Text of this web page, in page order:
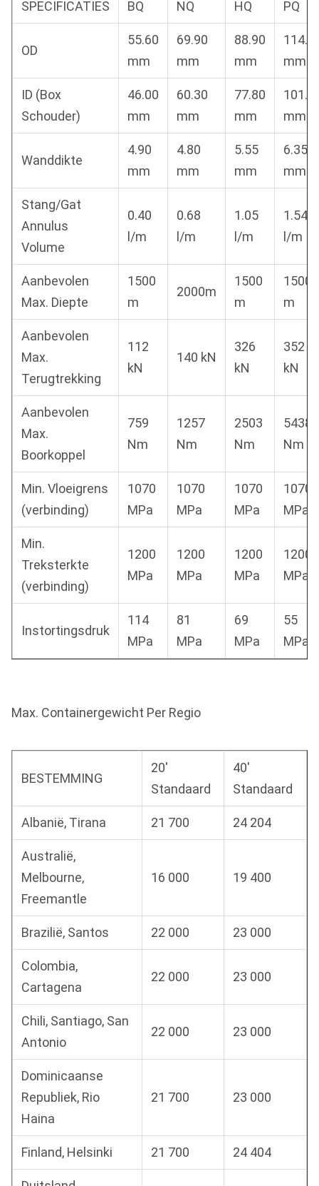
SPECIFICATIES BQ NQ HQ PQ
OD
55.60
mm
69.90
mm
88.90
mm
mm
ID (Box
Schouder)
46.00
mm
60.30
mm
77.80
mm
mm
Wanddikte
4.90
mm
4.80
mm
5.55
mm
6.35
mm
Stang/Gat
Annulus
Volume
0.40
l/m
0.68
l/m
1.05
l/m
1.54
l/m
Aanbevolen
Max. Diepte
1500
m
2000m
1500
m
1500
m
Aanbevolen
Max.
Terugtrekking
112
kN
140 kN
326
kN
352
kN
Aanbevolen
Max.
Boorkoppel
759
Nm
1257
Nm
2503
Nm
5438
Nm
Min. Vloeigrens
(verbinding)
1070
MPa
1070
MPa
1070
MPa
1070
MPa
Min.
Treksterkte
(verbinding)
1200
MPa
1200
MPa
1200
MPa
1200
MPa
Instortingsdruk
114
MPa
81
MPa
69
MPa
55
MPa
Max. Containergewicht Per Regio
BESTEMMING
20'
Standaard
40'
Standaard
Albanië, Tirana 21 700 24 204
Australië,
Melbourne,
Freemantle
16 000 19 400
Brazilië, Santos 22 000 23 000
Colombia,
Cartagena
22 000 23 000
Chili, Santiago, San
Antonio
22 000 23 000
Dominicaanse
Republiek, Rio
Haina
21 700 23 000
Finland, Helsinki 21 700 24 404